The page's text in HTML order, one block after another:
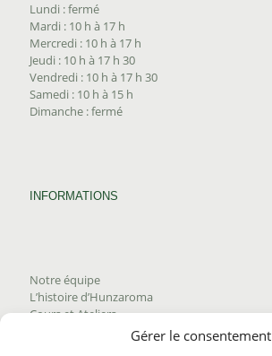
Gérer le consentement
Lundi : fermé
Mardi : 10 h à 17 h
Mercredi : 10 h à 17 h
Jeudi : 10 h à 17 h 30
Vendredi : 10 h à 17 h 30
Samedi : 10 h à 15 h
Dimanche : fermé
INFORMATIONS
Notre équipe
L’histoire d’Hunzaroma
Cours et Ateliers